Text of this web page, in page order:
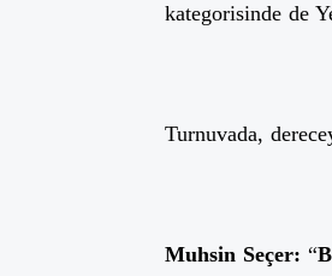
kategorisinde de
Turnuvada,
Muhsin Seçer: “